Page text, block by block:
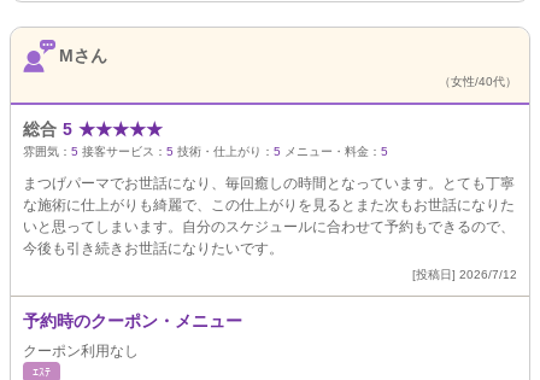
Mさん
（女性/40代）
総合 5 ★★★★★
雰囲気： 5 接客サービス： 5 技術・仕上がり： 5 メニュー・料金： 5
まつげパーマでお世話になり、毎回癒しの時間となっています。とても丁寧
な施術に仕上がりも綺麗で、この仕上がりを見るとまた次もお世話になりた
いと思ってしまいます。自分のスケジュールに合わせて予約もできるので、
今後も引き続きお世話になりたいです。
[投稿日] 2026/7/12
予約時のクーポン・メニュー
クーポン利用なし
ｴｽﾃ